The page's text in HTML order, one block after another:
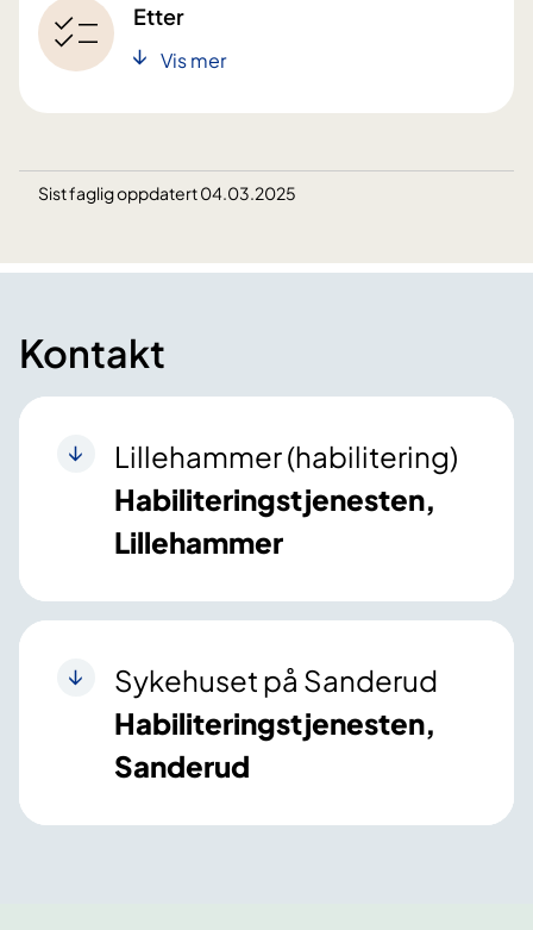
Etter
Vis mer
Sist faglig oppdatert 04.03.2025
Kontakt
Lillehammer (habilitering)
Habiliteringstjenesten,
Lillehammer
Sykehuset på Sanderud
Habiliteringstjenesten,
Sanderud